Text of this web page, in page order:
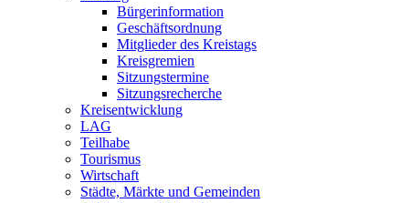
Bürgerinformation
Geschäftsordnung
Mitglieder des Kreistags
Kreisgremien
Sitzungstermine
Sitzungsrecherche
Kreisentwicklung
LAG
Teilhabe
Tourismus
Wirtschaft
Städte, Märkte und Gemeinden